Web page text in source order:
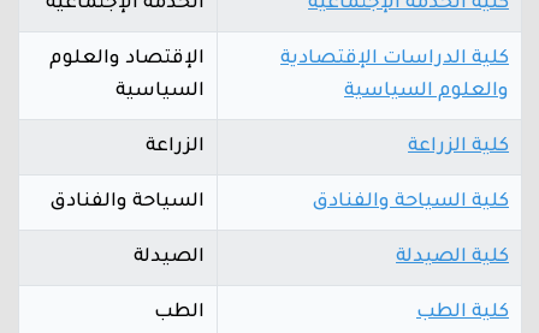
كلية الخدمة الإجتماعية الخدمة الإجتماعية
كلية الدراسات الإقتصادية
والعلوم السياسية
الإقتصاد والعلوم
السياسية
كلية الزراعة الزراعة
كلية السياحة والفنادق السياحة والفنادق
كلية الصيدلة الصيدلة
كلية الطب الطب